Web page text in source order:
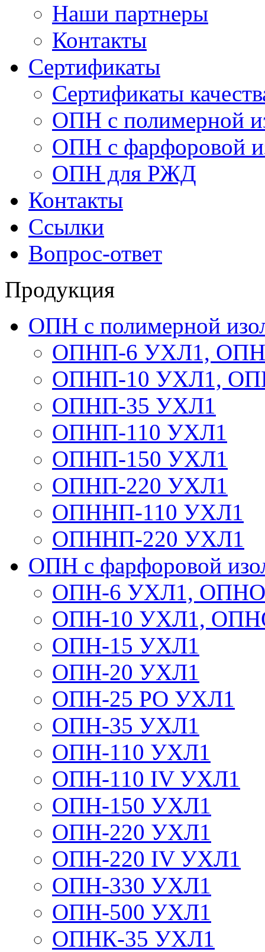
Наши партнеры
Контакты
Сертификаты
Сертификаты
ОПН с полимерной
ОПН с фарфоровой
ОПН для РЖД
Контакты
Ссылки
Вопрос-ответ
Продукция
ОПН с полимерной
ОПНП-6 УХЛ1,
ОПНП-10 УХЛ1,
ОПНП-35 УХЛ1
ОПНП-110 УХЛ1
ОПНП-150 УХЛ1
ОПНП-220 УХЛ1
ОПННП-110 УХЛ1
ОПННП-220 УХЛ1
ОПН с фарфоровой
ОПН-6 УХЛ1,
ОПН-10 УХЛ1,
ОПН-15 УХЛ1
ОПН-20 УХЛ1
ОПН-25 РО УХЛ1
ОПН-35 УХЛ1
ОПН-110 УХЛ1
ОПН-110 IV УХЛ1
ОПН-150 УХЛ1
ОПН-220 УХЛ1
ОПН-220 IV УХЛ1
ОПН-330 УХЛ1
ОПН-500 УХЛ1
ОПНК-35 УХЛ1